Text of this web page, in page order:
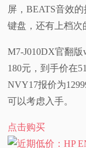
视
科
体
屏，BEATS音效
键盘，还有上档次
M7-J010DX官翻
180元，到手价在
NVY17报价为
可以考虑入手。
点击购买